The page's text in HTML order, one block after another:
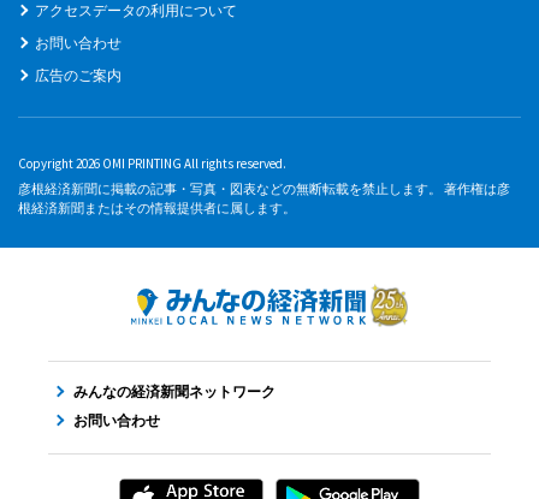
アクセスデータの利用について
お問い合わせ
広告のご案内
Copyright 2026 OMI PRINTING All rights reserved.
彦根経済新聞に掲載の記事・写真・図表などの無断転載を禁止します。 著作権は彦
根経済新聞またはその情報提供者に属します。
みんなの経済新聞ネットワーク
お問い合わせ